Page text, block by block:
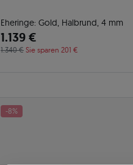
Eheringe: Gold, Halbrund, 4 mm
1.139 €
1.340 € Sie sparen 201 €
-8%